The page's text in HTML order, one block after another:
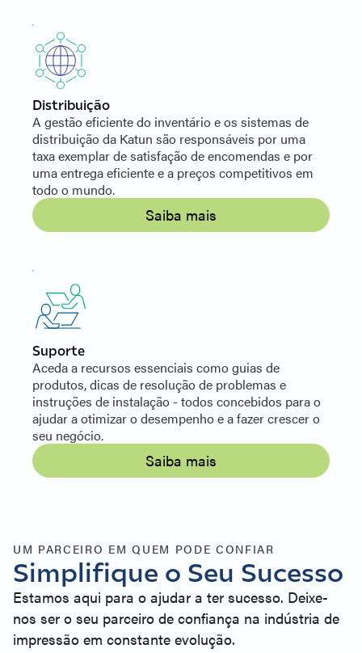
Distribuição
A gestão eficiente do inventário e os sistemas de
distribuição da Katun são responsáveis por uma
taxa exemplar de satisfação de encomendas e por
uma entrega eficiente e a preços competitivos em
todo o mundo.
Saiba mais
Suporte
Aceda a recursos essenciais como guias de
produtos, dicas de resolução de problemas e
instruções de instalação - todos concebidos para o
ajudar a otimizar o desempenho e a fazer crescer o
seu negócio.
Saiba mais
UM PARCEIRO EM QUEM PODE CONFIAR
Simplifique o Seu Sucesso
Estamos aqui para o ajudar a ter sucesso. Deixe-
nos ser o seu parceiro de confiança na indústria de
impressão em constante evolução.